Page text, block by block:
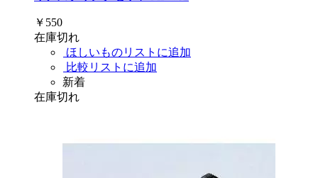
￥550
在庫切れ
ほしいものリストに追加
比較リストに追加
新着
在庫切れ